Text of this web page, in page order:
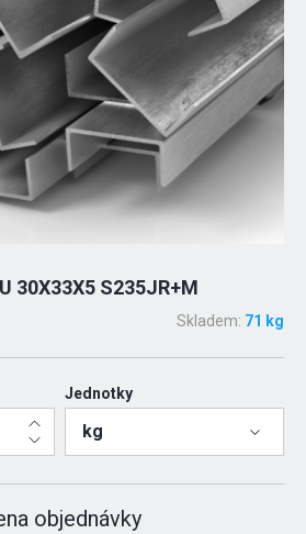
30X33X5 S235JR+M
Skladem: 71 kg
Jednotky
kg
objednávky